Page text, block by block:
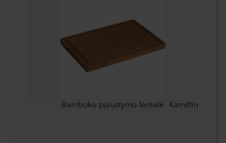
Bambuko pjaustymo lentelė Kamštinis